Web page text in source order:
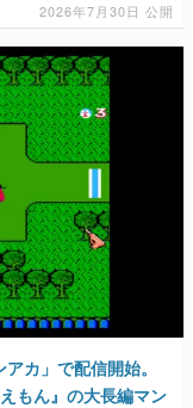
2026年7月30日 公開
カ」で配信開始。
もん』の大長編マン